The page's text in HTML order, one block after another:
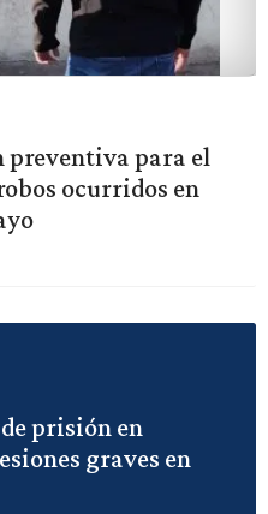
para el
ocurridos en
prisión en
graves en